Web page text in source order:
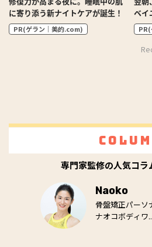
に寄り添う新ナイトケアが誕生！
PR(ゲラン｜美的.com)
ベイ
専門家監修の人気コラ
Naoko
骨盤矯正パーソ
ナオコボディワ